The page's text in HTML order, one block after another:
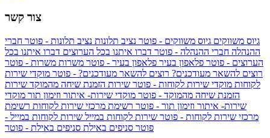
צור קשר
גיוס משווקים גיוס משווקים - פוטר נציב תלונות נציב תלונות - פוטר חברי
ההנהלה חברי ההנהלה - פוטר דברו איתנו בכל הערוצים דברו איתנו בכל
הערוצים - פוטר פלאפון בעיר פלאפון בעיר - פוטר משרות משרות - פוטר
רוצים להשאר מעודכנים? רוצים להשאר מעודכנים? - פוטר מוקדי שירות
לקוחות מוקדי שירות לקוחות - פוטר שירות הזמנת שיחה מהמוקד שירות
הזמנת שיחה מהמוקד - פוטר מוקדי שירות- איתור וזימון תור מוקדי
שירות- איתור וזימון תור - פוטר רשימת מרכזי שירות לקוחות רשימת
מרכזי שירות לקוחות - פוטר שירות לקוחות במייל שירות לקוחות במייל -
פוטר סניפים באילת סניפים באילת - פוטר